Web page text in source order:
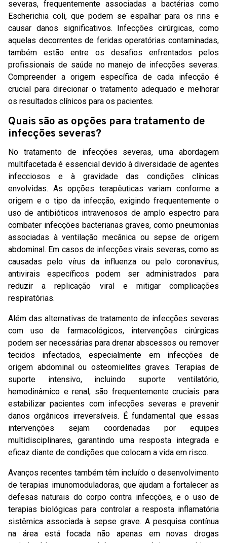
severas, frequentemente associadas a bactérias como
Escherichia coli, que podem se espalhar para os rins e
causar danos significativos. Infecções cirúrgicas, como
aquelas decorrentes de feridas operatórias contaminadas,
também estão entre os desafios enfrentados pelos
profissionais de saúde no manejo de infecções severas.
Compreender a origem específica de cada infecção é
crucial para direcionar o tratamento adequado e melhorar
os resultados clínicos para os pacientes.
Quais são as opções para tratamento de
infecções severas?
No tratamento de infecções severas, uma abordagem
multifacetada é essencial devido à diversidade de agentes
infecciosos e à gravidade das condições clínicas
envolvidas. As opções terapêuticas variam conforme a
origem e o tipo da infecção, exigindo frequentemente o
uso de antibióticos intravenosos de amplo espectro para
combater infecções bacterianas graves, como pneumonias
associadas à ventilação mecânica ou sepse de origem
abdominal. Em casos de infecções virais severas, como as
causadas pelo vírus da influenza ou pelo coronavírus,
antivirais específicos podem ser administrados para
reduzir a replicação viral e mitigar complicações
respiratórias.
Além das alternativas de tratamento de infecções severas
com uso de farmacológicos, intervenções cirúrgicas
podem ser necessárias para drenar abscessos ou remover
tecidos infectados, especialmente em infecções de
origem abdominal ou osteomielites graves. Terapias de
suporte intensivo, incluindo suporte ventilatório,
hemodinâmico e renal, são frequentemente cruciais para
estabilizar pacientes com infecções severas e prevenir
danos orgânicos irreversíveis. É fundamental que essas
intervenções sejam coordenadas por equipes
multidisciplinares, garantindo uma resposta integrada e
eficaz diante de condições que colocam a vida em risco.
Avanços recentes também têm incluído o desenvolvimento
de terapias imunomoduladoras, que ajudam a fortalecer as
defesas naturais do corpo contra infecções, e o uso de
terapias biológicas para controlar a resposta inflamatória
sistêmica associada à sepse grave. A pesquisa contínua
na área está focada não apenas em novas drogas